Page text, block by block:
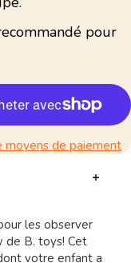
pour
moyens de paiement
les observer
de B. toys! Cet
votre enfant a